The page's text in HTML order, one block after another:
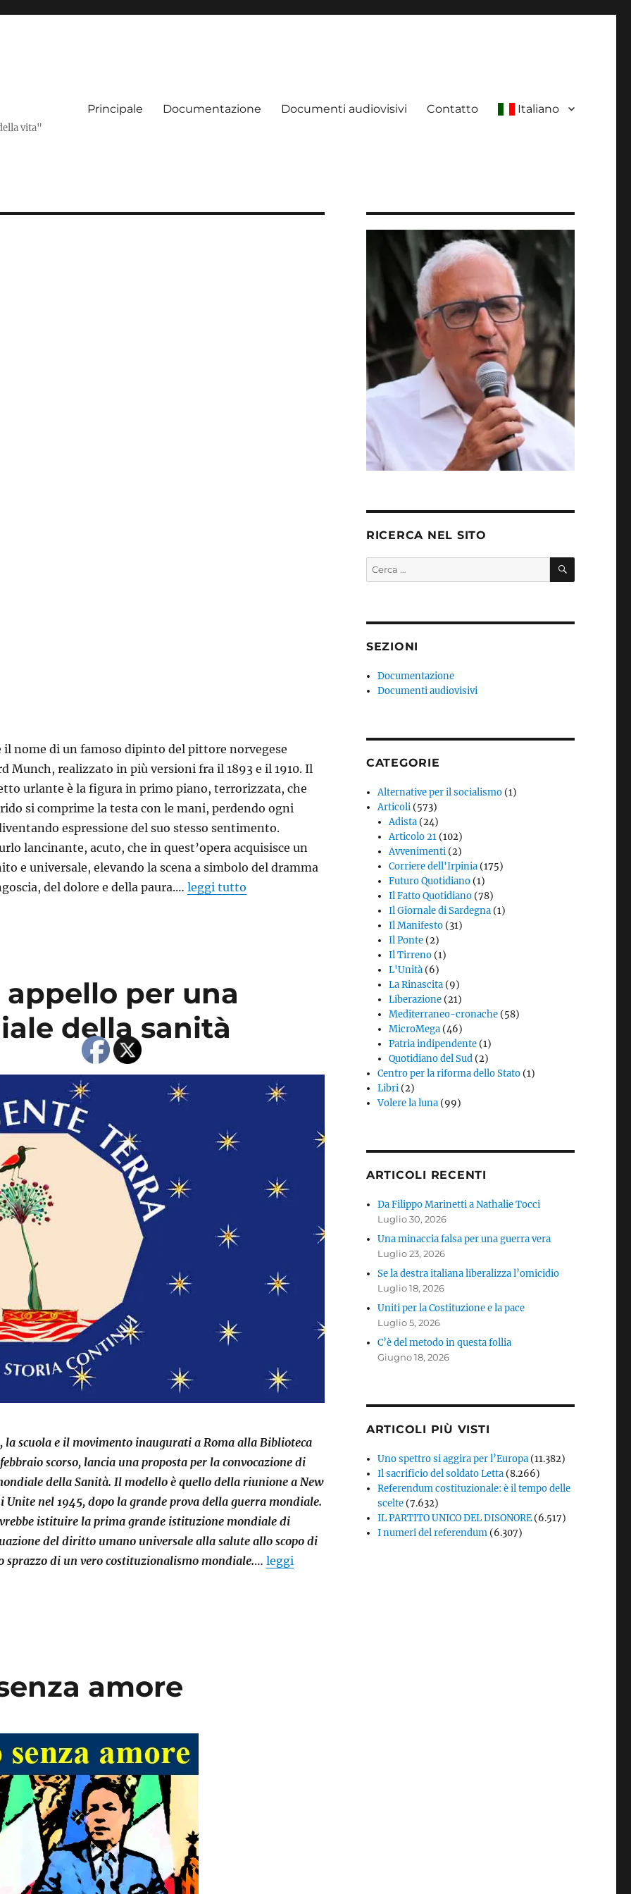
vita"
Principale Documentazione Documenti audiovisivi Contatto Italiano
il nome di un famoso dipinto del pittore norvegese
Munch, realizzato in più versioni fra il 1893 e il 1910. Il
urlante è la figura in primo piano, terrorizzata, che
si comprime la testa con le mani, perdendo ogni
espressione del suo stesso sentimento.
lancinante, acuto, che in quest’opera acquisisce un
e universale, elevando la scena a simbolo del dramma
del dolore e della paura.… leggi tutto
per una
della sanità
la scuola e il movimento inaugurati a Roma alla Biblioteca
scorso, lancia una proposta per la convocazione di
della Sanità. Il modello è quello della riunione a New
Unite nel 1945, dopo la grande prova della guerra mondiale.
istituire la prima grande istituzione mondiale di
del diritto umano universale alla salute allo scopo di
sprazzo di un vero costituzionalismo mondiale.… leggi
amore
RICERCA NEL SITO
Cerca: CERCA
SEZIONI
Documentazione
Documenti audiovisivi
CATEGORIE
Alternative per il socialismo (1)
Articoli (573)
Adista (24)
Articolo 21 (102)
Avvenimenti (2)
Corriere dell'Irpinia (175)
Futuro Quotidiano (1)
Il Fatto Quotidiano (78)
Il Giornale di Sardegna (1)
Il Manifesto (31)
Il Ponte (2)
Il Tirreno (1)
L'Unità (6)
La Rinascita (9)
Liberazione (21)
Mediterraneo-cronache (58)
MicroMega (46)
Patria indipendente (1)
Quotidiano del Sud (2)
Centro per la riforma dello Stato (1)
Libri (2)
Volere la luna (99)
ARTICOLI RECENTI
Da Filippo Marinetti a Nathalie Tocci
Luglio 30, 2026
Una minaccia falsa per una guerra vera
Luglio 23, 2026
Se la destra italiana liberalizza l’omicidio
Luglio 18, 2026
Uniti per la Costituzione e la pace
Luglio 5, 2026
C’è del metodo in questa follia
Giugno 18, 2026
ARTICOLI PIÙ VISTI
Uno spettro si aggira per l’Europa (11.382)
Il sacrificio del soldato Letta (8.266)
Referendum costituzionale: è il tempo delle
scelte (7.632)
IL PARTITO UNICO DEL DISONORE (6.517)
I numeri del referendum (6.307)